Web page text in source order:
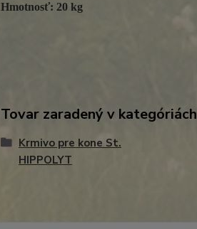
Hmotnosť: 20 kg
Tovar zaradený v kategóriách
Krmivo pre kone St.
HIPPOLYT